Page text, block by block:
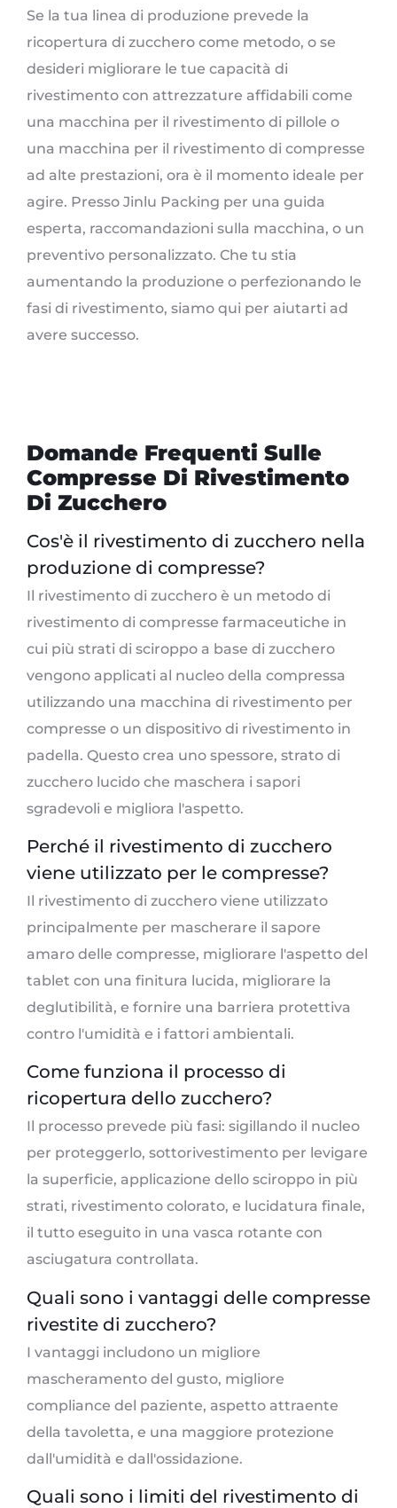
Se la tua linea di produzione prevede la
ricopertura di zucchero come metodo, o se
desideri migliorare le tue capacità di
rivestimento con attrezzature affidabili come
una macchina per il rivestimento di pillole o
una macchina per il rivestimento di compresse
ad alte prestazioni, ora è il momento ideale per
agire. Presso Jinlu Packing per una guida
esperta, raccomandazioni sulla macchina, o un
preventivo personalizzato. Che tu stia
aumentando la produzione o perfezionando le
fasi di rivestimento, siamo qui per aiutarti ad
avere successo.
Domande Frequenti Sulle
Compresse Di Rivestimento
Di Zucchero
Cos'è il rivestimento di zucchero nella
produzione di compresse?
Il rivestimento di zucchero è un metodo di
rivestimento di compresse farmaceutiche in
cui più strati di sciroppo a base di zucchero
vengono applicati al nucleo della compressa
utilizzando una macchina di rivestimento per
compresse o un dispositivo di rivestimento in
padella. Questo crea uno spessore, strato di
zucchero lucido che maschera i sapori
sgradevoli e migliora l'aspetto.
Perché il rivestimento di zucchero
viene utilizzato per le compresse?
Il rivestimento di zucchero viene utilizzato
principalmente per mascherare il sapore
amaro delle compresse, migliorare l'aspetto del
tablet con una finitura lucida, migliorare la
deglutibilità, e fornire una barriera protettiva
contro l'umidità e i fattori ambientali.
Come funziona il processo di
ricopertura dello zucchero?
Il processo prevede più fasi: sigillando il nucleo
per proteggerlo, sottorivestimento per levigare
la superficie, applicazione dello sciroppo in più
strati, rivestimento colorato, e lucidatura finale,
il tutto eseguito in una vasca rotante con
asciugatura controllata.
Quali sono i vantaggi delle compresse
rivestite di zucchero?
I vantaggi includono un migliore
mascheramento del gusto, migliore
compliance del paziente, aspetto attraente
della tavoletta, e una maggiore protezione
dall'umidità e dall'ossidazione.
Quali sono i limiti del rivestimento di